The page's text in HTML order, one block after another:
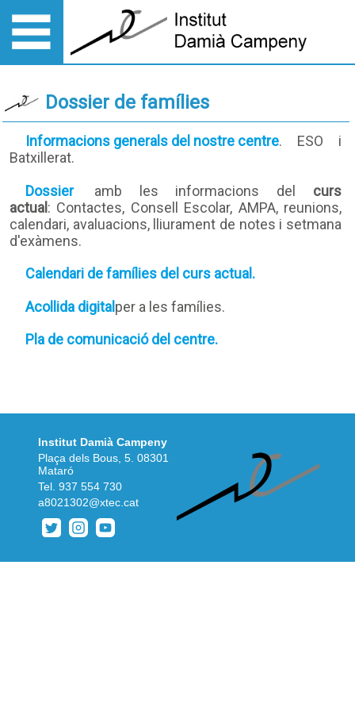
Dossier de famílies
Informacions generals del nostre centre. ESO i
Batxillerat.
Dossier
amb les informacions del curs
actual : Contactes, Consell Escolar, AMPA, reunions,
calendari, avaluacions, lliurament de notes i setmana
d'exàmens.
Calendari de famílies del curs actual.
Acollida digital per a les famílies.
Pla de comunicació del centre.
Institut Damià Campeny
Plaça dels Bous, 5. 08301
Mataró
Tel. 937 554 730
a8021302@xtec.cat